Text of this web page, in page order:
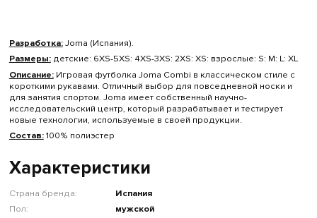
Разработка:Joma (Испания).
Размеры:детские: 6XS-5XS: 4XS-3XS: 2XS: XS: взрослые: S: M: L: XL
Описание:Игровая футболка Joma Combi в классическом стиле с
короткими рукавами. Отличный выбор для повседневной носки и
для занятия спортом. Joma имеет собственный научно-
исследовательский центр, который разрабатывает и тестирует
новые технологии, используемые в своей продукции.
Состав:100% полиэстер
Характеристики
Страна бренда:
Испания
Пол:
мужской